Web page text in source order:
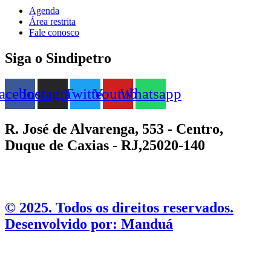
Agenda
Área restrita
Fale conosco
Siga o Sindipetro
InstagramTwitterYoutubeWhatsapp
R. José de Alvarenga, 553 - Centro,
Duque de Caxias - RJ,25020-140
©️ 2025. Todos os direitos reservados.
Desenvolvido por: Manduá